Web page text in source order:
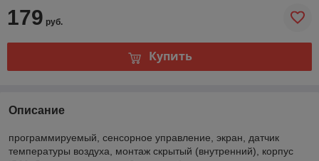
179 руб.
Купить
Описание
программируемый, сенсорное управление, экран, датчик
температуры воздуха, монтаж скрытый (внутренний), корпус